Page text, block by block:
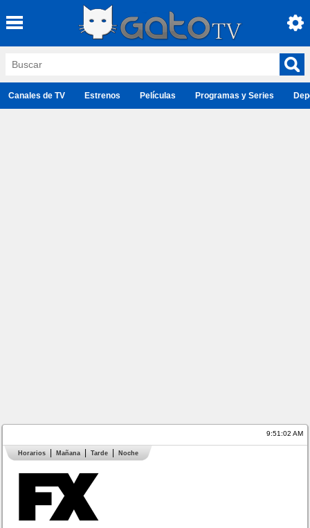
Canales de TV Estrenos Películas Programas y Series
9:51:02 AM
Horarios Mañana Tarde Noche